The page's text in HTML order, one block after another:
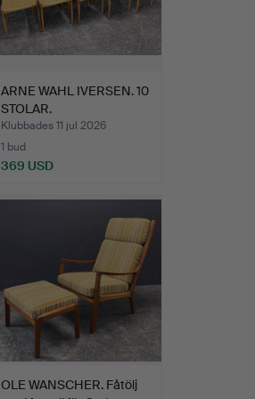
ARNE WAHL IVERSEN. 10
STOLAR.
Klubbades 11 jul 2026
1 bud
369 USD
OLE WANSCHER. Fåtölj